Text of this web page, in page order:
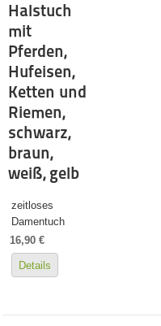
Halstuch
mit
Pferden,
Hufeisen,
Ketten und
Riemen,
schwarz,
braun,
weiß, gelb
zeitloses
Damentuch
16,90 €
Details